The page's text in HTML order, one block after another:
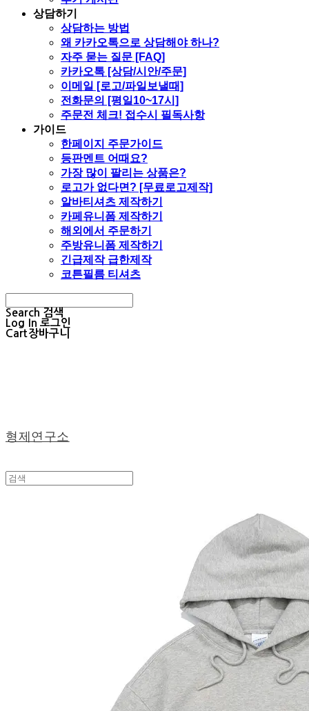
상담하기
상담하는 방법
왜 카카오톡으로 상담해야 하나?
자주 묻는 질문 [FAQ]
카카오톡 [상담/시안/주문]
이메일 [로고/파일보낼때]
전화문의 [평일10~17시]
주문전 체크! 접수시 필독사항
가이드
한페이지 주문가이드
등판멘트 어때요?
가장 많이 팔리는 상품은?
로고가 없다면? [무료로고제작]
알바티셔츠 제작하기
카페유니폼 제작하기
해외에서 주문하기
주방유니폼 제작하기
긴급제작 급한제작
코튼필름 티셔츠
Search 검색
Log In 로그인
Cart장바구니
형제연구소